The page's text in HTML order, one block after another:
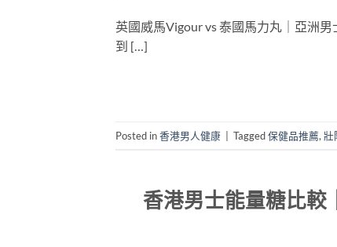
英國威馬Vigour vs 泰國馬力丸｜亞洲
到 […]
Posted in香港男人健康 | Tagged保健品推薦, 壯
香港男士能量糖比較